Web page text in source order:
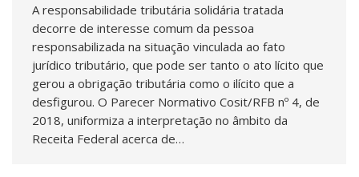
A responsabilidade tributária solidária tratada
decorre de interesse comum da pessoa
responsabilizada na situação vinculada ao fato
jurídico tributário, que pode ser tanto o ato lícito que
gerou a obrigação tributária como o ilícito que a
desfigurou. O Parecer Normativo Cosit/RFB nº 4, de
2018, uniformiza a interpretação no âmbito da
Receita Federal acerca de…